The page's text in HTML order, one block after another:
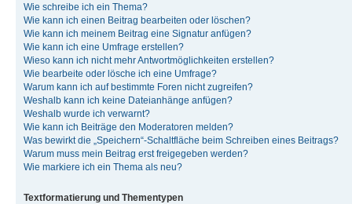
Wie schreibe ich ein Thema?
Wie kann ich einen Beitrag bearbeiten oder löschen?
Wie kann ich meinem Beitrag eine Signatur anfügen?
Wie kann ich eine Umfrage erstellen?
Wieso kann ich nicht mehr Antwortmöglichkeiten erstellen?
Wie bearbeite oder lösche ich eine Umfrage?
Warum kann ich auf bestimmte Foren nicht zugreifen?
Weshalb kann ich keine Dateianhänge anfügen?
Weshalb wurde ich verwarnt?
Wie kann ich Beiträge den Moderatoren melden?
Was bewirkt die „Speichern“-Schaltfläche beim Schreiben eines Beitrags?
Warum muss mein Beitrag erst freigegeben werden?
Wie markiere ich ein Thema als neu?
Textformatierung und Thementypen